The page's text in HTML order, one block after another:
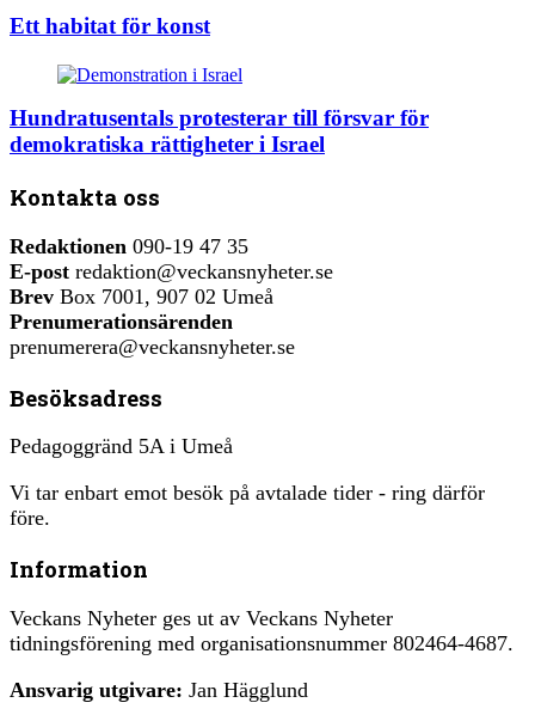
Ett habitat för konst
Hundratusentals protesterar till försvar för
demokratiska rättigheter i Israel
Kontakta oss
Redaktionen 090-19 47 35
E-post redaktion@veckansnyheter.se
Brev Box 7001, 907 02 Umeå
Prenumerationsärenden
prenumerera@veckansnyheter.se
Besöksadress
Pedagoggränd 5A i Umeå
Vi tar enbart emot besök på avtalade tider - ring därför
före.
Information
Veckans Nyheter ges ut av Veckans Nyheter
tidningsförening med organisationsnummer 802464-4687.
Ansvarig utgivare: Jan Hägglund